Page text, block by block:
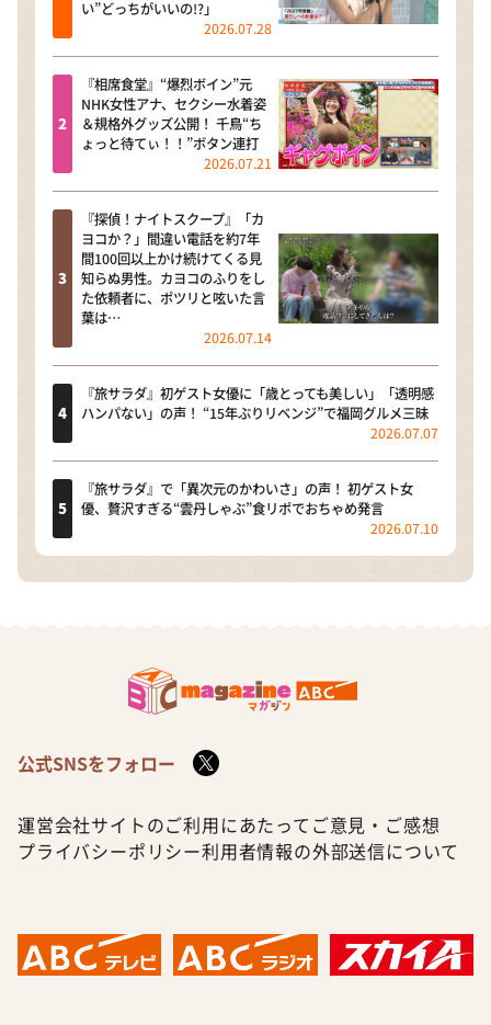
い”どっちがいいの!?」
2026.07.28
『相席食堂』“爆烈ボイン”元
NHK女性アナ、セクシー水着姿
＆規格外グッズ公開！ 千鳥“ち
ょっと待てぃ！！”ボタン連打
2026.07.21
『探偵！ナイトスクープ』「カ
ヨコか？」間違い電話を約7年
間100回以上かけ続けてくる見
知らぬ男性。カヨコのふりをし
た依頼者に、ポツリと呟いた言
葉は…
2026.07.14
『旅サラダ』初ゲスト女優に「歳とっても美しい」「透明感
ハンパない」の声！ “15年ぶりリベンジ”で福岡グルメ三昧
2026.07.07
『旅サラダ』で「異次元のかわいさ」の声！ 初ゲスト女
優、贅沢すぎる“雲丹しゃぶ”食リポでおちゃめ発言
2026.07.10
公式SNSをフォロー
運営会社サイトのご利用にあたって ご意見・ご感想
プライバシーポリシー利用者情報の外部送信について